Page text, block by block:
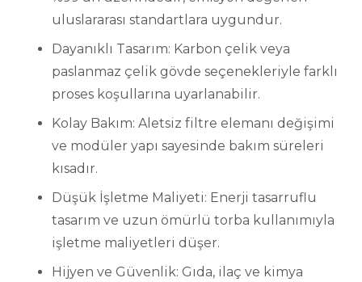
uluslararası standartlara uygundur.
Dayanıklı Tasarım: Karbon çelik veya
paslanmaz çelik gövde seçenekleriyle farklı
proses koşullarına uyarlanabilir.
Kolay Bakım: Aletsiz filtre elemanı değişimi
ve modüler yapı sayesinde bakım süreleri
kısadır.
Düşük İşletme Maliyeti: Enerji tasarruflu
tasarım ve uzun ömürlü torba kullanımıyla
işletme maliyetleri düşer.
Hijyen ve Güvenlik: Gıda, ilaç ve kimya